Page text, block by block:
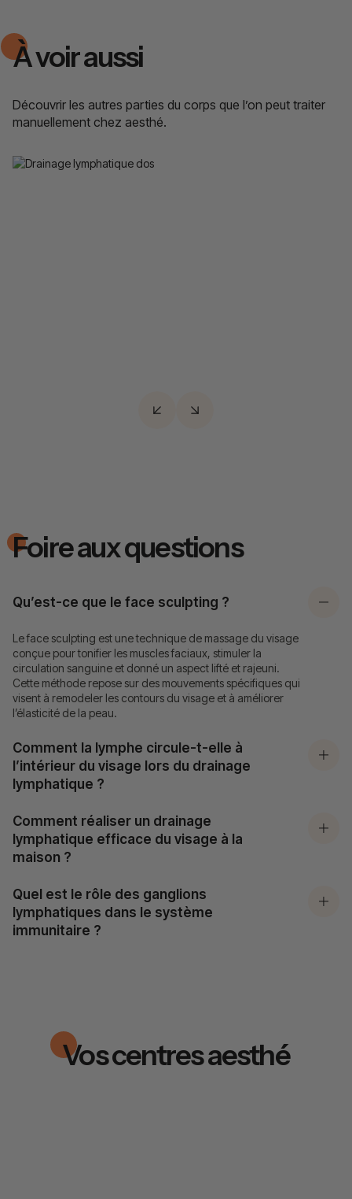
À voir aussi
Découvrir les autres parties du corps que l’on peut traiter
manuellement chez aesthé.
Foire aux questions
Qu’est-ce que le face sculpting ?
Le face sculpting est une technique de massage du visage
conçue pour tonifier les muscles faciaux, stimuler la
circulation sanguine et donné un aspect lifté et rajeuni.
Cette méthode repose sur des mouvements spécifiques qui
visent à remodeler les contours du visage et à améliorer
l’élasticité de la peau.
Comment la lymphe circule-t-elle à
l’intérieur du visage lors du drainage
lymphatique ?
Comment réaliser un drainage
lymphatique efficace du visage à la
maison ?
Quel est le rôle des ganglions
lymphatiques dans le système
immunitaire ?
Vos centres aesthé